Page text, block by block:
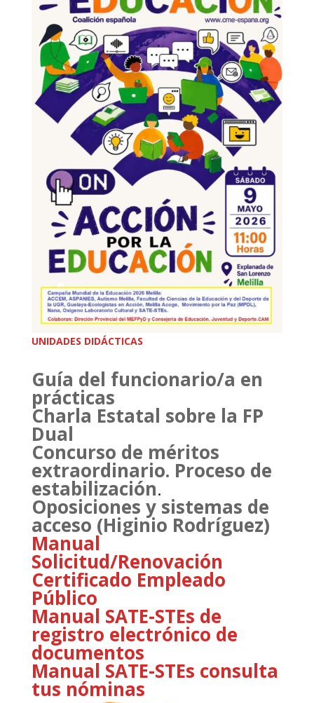
UNIDADES DIDÁCTICAS
Guía del funcionario/a en
prácticas
Charla Estatal sobre la FP
Dual
Concurso de méritos
extraordinario. Proceso de
estabilización.
Oposiciones y sistemas de
acceso (Higinio Rodríguez)
Manual
Solicitud/Renovación
Certificado Empleado
Público
Manual SATE-STEs de
registro electrónico de
documentos
Manual SATE-STEs consulta
tus nóminas